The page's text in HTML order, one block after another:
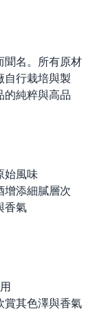
聞名。所有原材
自行栽培與製
的純粹與高品
始風味
增添細膩層次
香氣
賞其色澤與香氣